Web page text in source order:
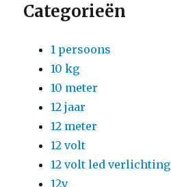
Categorieën
1 persoons
10 kg
10 meter
12 jaar
12 meter
12 volt
12 volt led verlichting
12v